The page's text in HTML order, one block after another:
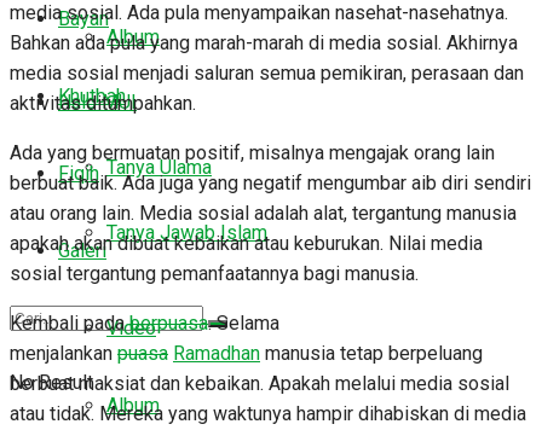
Album
Halo MUI
Tanya Ulama
Tanya Jawab Islam
No Result
Bayan
Khutbah
Fiqih
Galeri
Video
Album
media sosial. Ada pula menyampaikan nasehat-nasehatnya.
Bahkan ada pula yang marah-marah di media sosial. Akhirnya
media sosial menjadi saluran semua pemikiran, perasaan dan
aktivitas ditumpahkan.
Ada yang bermuatan positif, misalnya mengajak orang lain
berbuat baik. Ada juga yang negatif mengumbar aib diri sendiri
atau orang lain. Media sosial adalah alat, tergantung manusia
apakah akan dibuat kebaikan atau keburukan. Nilai media
sosial tergantung pemanfaatannya bagi manusia.
Kembali padaberpuasa. Selama
menjalankan puasa Ramadhan manusia tetap berpeluang
berbuat maksiat dan kebaikan. Apakah melalui media sosial
atau tidak. Mereka yang waktunya hampir dihabiskan di media